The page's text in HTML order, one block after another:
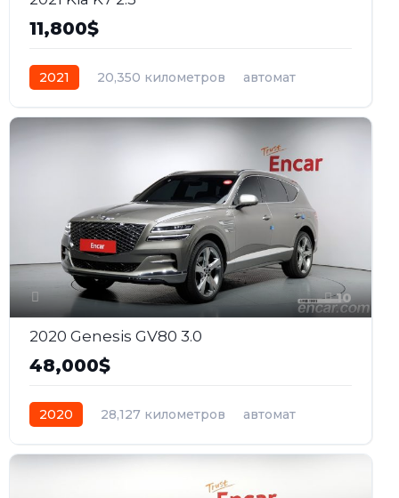
11,800$
2021 20,350 километров
автомат
10
2020 Genesis GV80 3.0
48,000$
2020 28,127 километров
автомат